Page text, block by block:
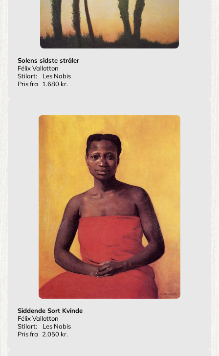
Solens sidste stråler
Félix Vallotton
Stilart:
Les Nabis
Pris fra
1.680 kr.
Siddende Sort Kvinde
Félix Vallotton
Stilart:
Les Nabis
Pris fra
2.050 kr.